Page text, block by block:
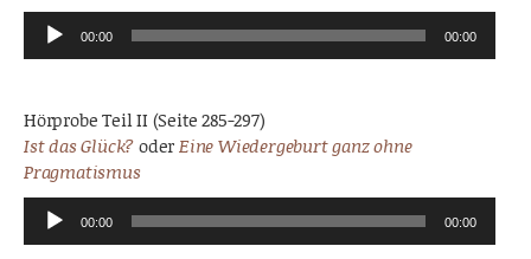
Player
00:00 00:00
Hörprobe Teil II (Seite 285-297)
Ist das Glück?oderEine Wiedergeburt ganz ohne
Pragmatismus
Player
00:00 00:00